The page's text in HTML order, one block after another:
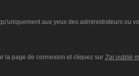
aux yeux des administrateurs ou
la page de connexion et cliquez sur J'ai oublié